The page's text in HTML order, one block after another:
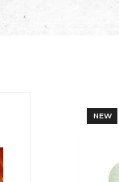
NEW